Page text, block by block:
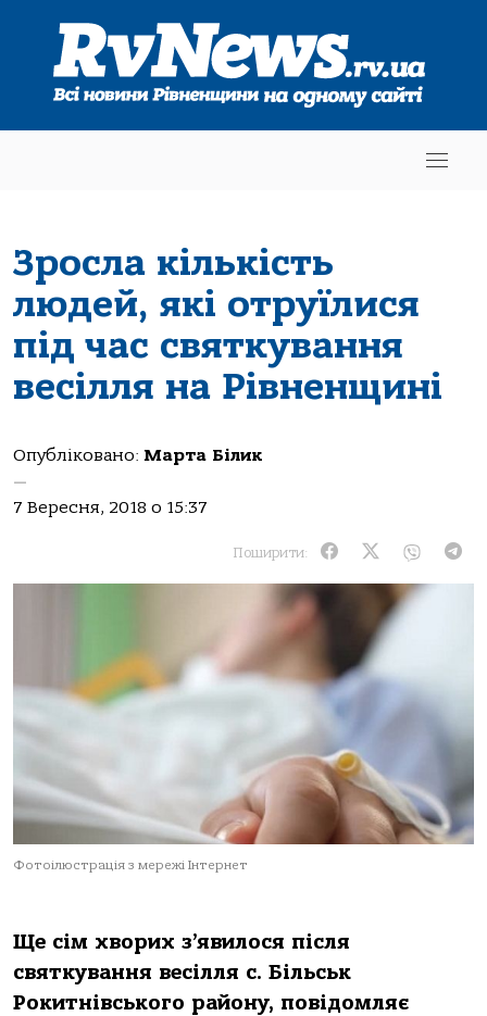
Зросла кількість
людей, які отруїлися
під час святкування
весілля на Рівненщині
Опубліковано: Марта Білик
—
7 Вересня, 2018 о 15:37
Поширити:
Фотоілюстрація з мережі Інтернет
Ще сім хворих з’явилося після
святкування весілля с. Більськ
Рокитнівського району, повідомляє